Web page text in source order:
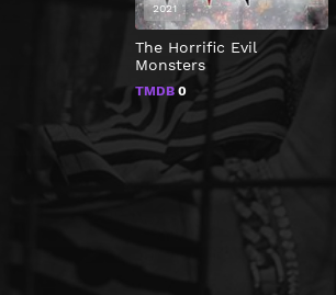
The Horrific Evil
Monsters
TMDB 0
2021